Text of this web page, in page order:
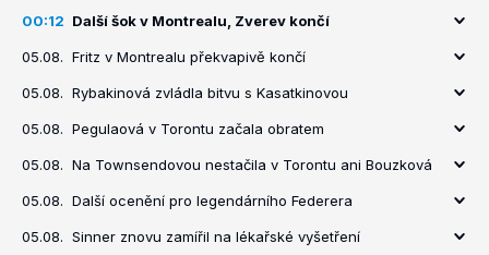
00:12 Další šok v Montrealu, Zverev končí
05.08. Fritz v Montrealu překvapivě končí
05.08. Rybakinová zvládla bitvu s Kasatkinovou
05.08. Pegulaová v Torontu začala obratem
05.08. Na Townsendovou nestačila v Torontu ani Bouzková
05.08. Další ocenění pro legendárního Federera
05.08. Sinner znovu zamířil na lékařské vyšetření